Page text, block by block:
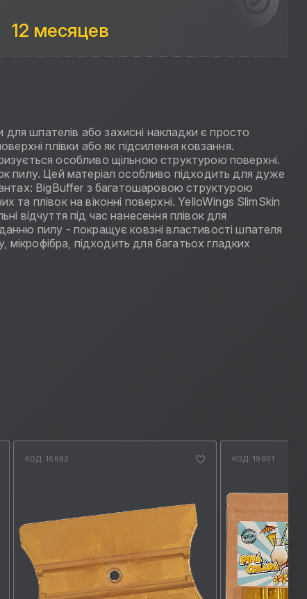
12 месяцев
шпателів або захисні накладки є просто
плівки або як підсилення ковзання.
особливо щільною структурою поверхні.
пилу. Цей матеріал особливо підходить для дуже
BigBuffer з багатошаровою структурою
плівок на віконні поверхні. YelloWings SlimSkin
відчуття під час нанесення плівок для
пилу - покращує ковзні властивості шпателя
підходить для багатьох гладких
КОД: 16682 КОД: 19001